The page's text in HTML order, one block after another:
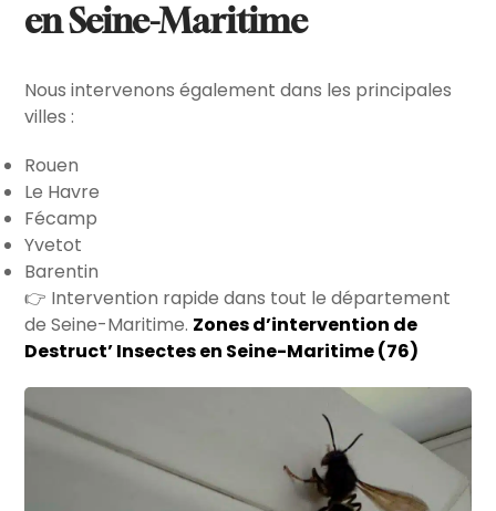
en Seine-Maritime
Nous intervenons également dans les principales
villes :
Rouen
Le Havre
Fécamp
Yvetot
Barentin
👉 Intervention rapide dans tout le département
de Seine-Maritime. Zones d’intervention de
Destruct’ Insectes en Seine-Maritime (76)